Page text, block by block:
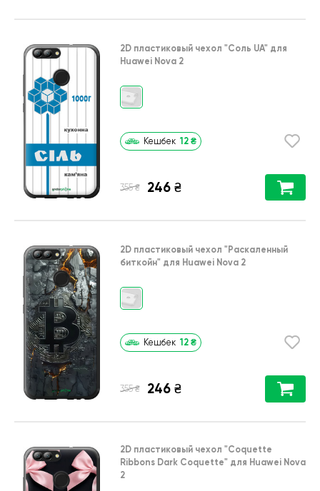
2D пластиковый чехол "Соль UA" для
Huawei Nova 2
Кешбек 12 ₴
355 ₴ 246 ₴
2D пластиковый чехол "Раскаленный
биткойн" для Huawei Nova 2
Кешбек 12 ₴
355 ₴ 246 ₴
2D пластиковый чехол "Coquette
Ribbons Dark Coquette" для Huawei Nova
2